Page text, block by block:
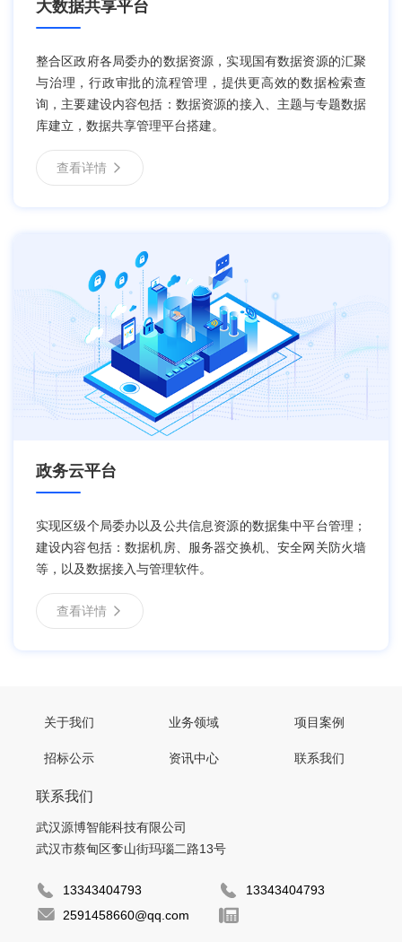
大数据共享平台
整合区政府各局委办的数据资源，实现国有数据资源的汇聚
与治理，行政审批的流程管理，提供更高效的数据检索查
询，主要建设内容包括：数据资源的接入、主题与专题数据
库建立，数据共享管理平台搭建。
查看详情
政务云平台
实现区级个局委办以及公共信息资源的数据集中平台管理；
建设内容包括：数据机房、服务器交换机、安全网关防火墙
等，以及数据接入与管理软件。
查看详情
联系我们
武汉源博智能科技有限公司
武汉市蔡甸区奓山街玛瑙二路13号
13343404793
13343404793
2591458660@qq.com
关于我们 业务领域 项目案例
招标公示 资讯中心 联系我们